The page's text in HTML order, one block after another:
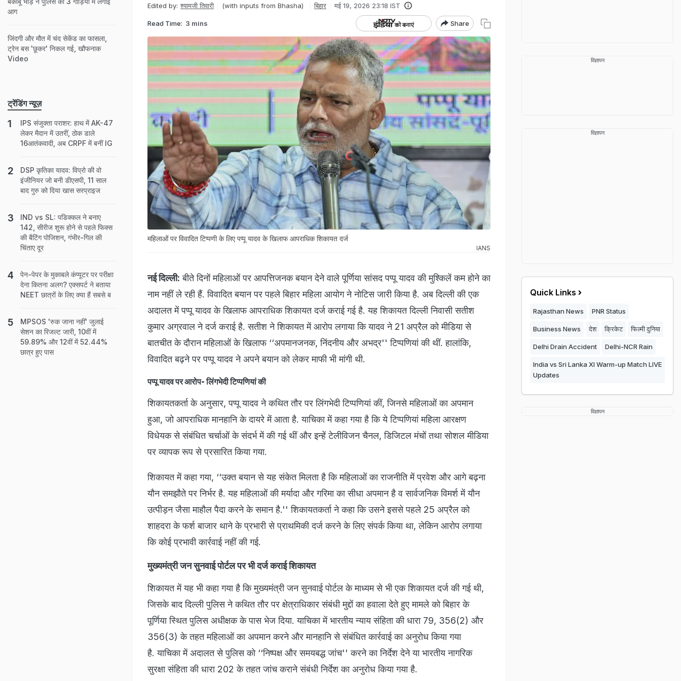
Edited by: श्यामजी तिवारी (with inputs from Bhasha) बिहार मई 19, 2026 23:18 IST
Read Time: 3 mins Share
महिलाओं पर विवादित टिप्पणी के लिए पप्पू यादव के खिलाफ आपराधिक शिकायत दर्ज
IANS
नई दिल्ली: बीते दिनों महिलाओं पर आपत्तिजनक बयान देने वाले पूर्णिया सांसद पप्पू यादव की मुश्किलें कम होने का
नाम नहीं ले रही हैं. विवादित बयान पर पहले बिहार महिला आयोग ने नोटिस जारी किया है. अब दिल्ली की एक
अदालत में पप्पू यादव के खिलाफ आपराधिक शिकायत दर्ज कराई गई है. यह शिकायत दिल्ली निवासी सतीश
कुमार अग्रवाल ने दर्ज कराई है. सतीश ने शिकायत में आरोप लगाया कि यादव ने 21 अप्रैल को मीडिया से
बातचीत के दौरान महिलाओं के खिलाफ ‘‘अपमानजनक, निंदनीय और अभद्र'' टिप्पणियां की थीं. हालांकि,
विवादित बढ़ने पर पप्पू यादव ने अपने बयान को लेकर माफी भी मांगी थी.
पप्पू यादव पर आरोप- लिंगभेदी टिप्पणियां की
शिकायतकर्ता के अनुसार, पप्पू यादव ने कथित तौर पर लिंगभेदी टिप्पणियां कीं, जिनसे महिलाओं का अपमान
हुआ, जो आपराधिक मानहानि के दायरे में आता है. याचिका में कहा गया है कि ये टिप्पणियां महिला आरक्षण
विधेयक से संबंधित चर्चाओं के संदर्भ में की गई थीं और इन्हें टेलीविजन चैनल, डिजिटल मंचों तथा सोशल मीडिया
पर व्यापक रूप से प्रसारित किया गया.
शिकायत में कहा गया, ‘‘उक्त बयान से यह संकेत मिलता है कि महिलाओं का राजनीति में प्रवेश और आगे बढ़ना
यौन समझौते पर निर्भर है. यह महिलाओं की मर्यादा और गरिमा का सीधा अपमान है व सार्वजनिक विमर्श में यौन
उत्पीड़न जैसा माहौल पैदा करने के समान है.'' शिकायतकर्ता ने कहा कि उसने इससे पहले 25 अप्रैल को
शाहदरा के फर्श बाजार थाने के प्रभारी से प्राथमिकी दर्ज करने के लिए संपर्क किया था, लेकिन आरोप लगाया
कि कोई प्रभावी कार्रवाई नहीं की गई.
मुख्यमंत्री जन सुनवाई पोर्टल पर भी दर्ज कराई शिकायत
शिकायत में यह भी कहा गया है कि मुख्यमंत्री जन सुनवाई पोर्टल के माध्यम से भी एक शिकायत दर्ज की गई थी,
जिसके बाद दिल्ली पुलिस ने कथित तौर पर क्षेत्राधिकार संबंधी मुद्दों का हवाला देते हुए मामले को बिहार के
पूर्णिया स्थित पुलिस अधीक्षक के पास भेज दिया. याचिका में भारतीय न्याय संहिता की धारा 79, 356(2) और
356(3) के तहत महिलाओं का अपमान करने और मानहानि से संबंधित कार्रवाई का अनुरोध किया गया
है. याचिका में अदालत से पुलिस को ‘‘निष्पक्ष और समयबद्ध जांच'' करने का निर्देश देने या भारतीय नागरिक
सुरक्षा संहिता की धारा 202 के तहत जांच कराने संबंधी निर्देश का अनुरोध किया गया है.
आग
जिंदगी और मौत में चंद सेकेंड का फासला,
ट्रेन बस 'छूकर' निकल गई, खौफनाक
Video
ट्रेंडिंग न्यूज़
IPS संजुक्ता पराशर: हाथ में AK-47
लेकर मैदान में उतरीं, ठोक डाले
16आतंकवादी, अब CRPF में बनीं IG
DSP कृतिका यादव: विप्रो की वो
इंजीनियर जो बनी डीएसपी, 11 साल
बाद गुरु को दिया खास सरप्राइज
IND vs SL: पडिक्कल ने बनाए
142, सीरीज शुरू होने से पहले फिक्स
की बैटिंग पोजिशन, गंभीर-गिल की
चिंताए दूर
पेन-पेपर के मुकाबले कंप्यूटर पर परीक्षा
देना कितना अलग? एक्सपर्ट ने बताया
NEET छात्रों के लिए क्या हैं सबसे ब
MPSOS 'रुक जाना नहीं' जुलाई
सेशन का रिजल्ट जारी, 10वीं में
59.89% और 12वीं में 52.44%
छात्र हुए पास
विज्ञापन
विज्ञापन
Quick Links
Rajasthan News PNR Status
Business News देश क्रिकेट फिल्मी दुनिया
Delhi Drain Accident Delhi-NCR Rain
India vs Sri Lanka XI Warm-up Match LIVE
Updates
विज्ञापन